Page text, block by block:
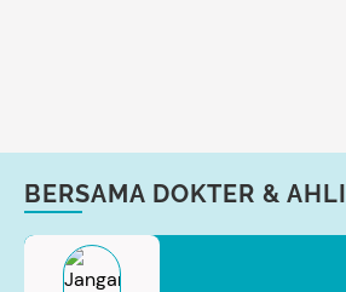
BERSAMA DOKTER & AHLI